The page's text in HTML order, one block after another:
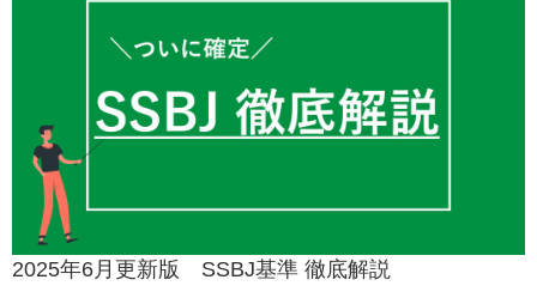
2025年6月更新版 SSBJ基準 徹底解説